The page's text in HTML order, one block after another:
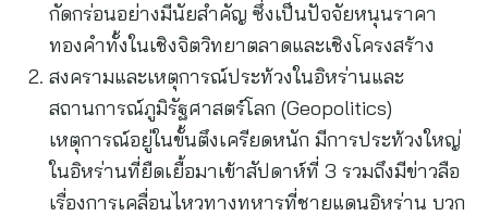
กัดกร่อนอย่างมีนัยสำคัญ ซึ่งเป็นปัจจัยหนุนราคา
ทองคำทั้งในเชิงจิตวิทยาตลาดและเชิงโครงสร้าง
สงครามและเหตุการณ์ประท้วงในอิหร่านและ
สถานการณ์ภูมิรัฐศาสตร์โลก (Geopolitics)
เหตุการณ์อยู่ในขั้นตึงเครียดหนัก มีการประท้วงใหญ่
ในอิหร่านที่ยืดเยื้อมาเข้าสัปดาห์ที่ 3 รวมถึงมีข่าวลือ
เรื่องการเคลื่อนไหวทางทหารที่ชายแดนอิหร่าน บวก